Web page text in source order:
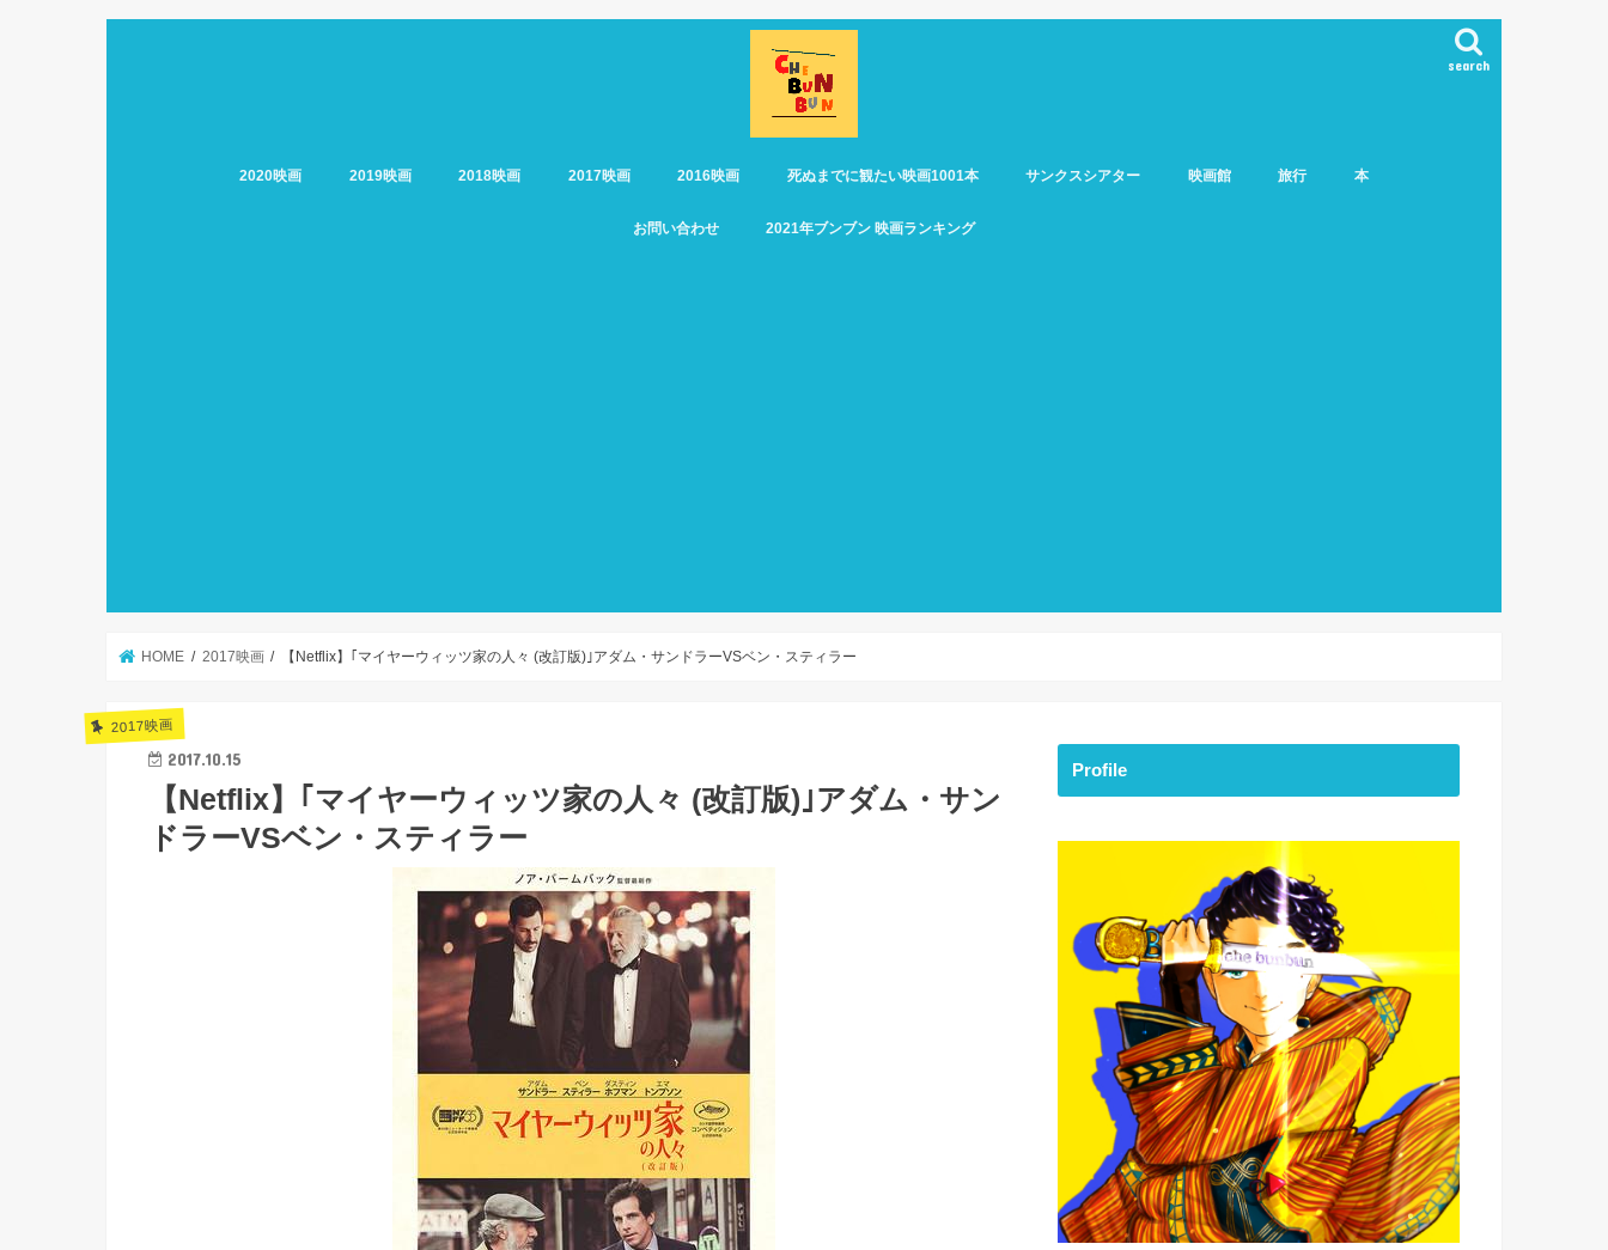
search
2020映画 2019映画 2018映画 2017映画 2016映画 死ぬまでに観たい映画1001本 サンクスシアター 映画館 旅行 本
お問い合わせ 2021年ブンブン 映画ランキング
HOME 2017映画 【Netflix】｢マイヤーウィッツ家の人々 (改訂版)｣アダム・サンドラーVSベン・スティラー
2017映画
2017.10.15
【Netflix】｢マイヤーウィッツ家の人々 (改訂版)｣アダム・サン
ドラーVSベン・スティラー
Profile